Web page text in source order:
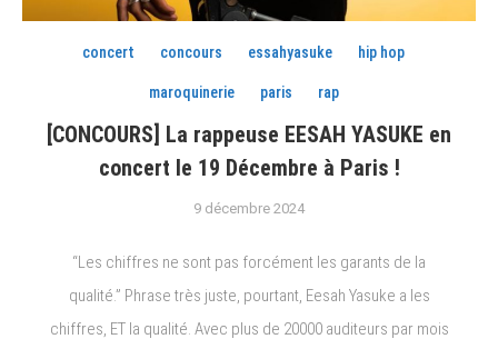
concert concours essahyasuke hip hop
maroquinerie paris rap
[CONCOURS] La rappeuse EESAH YASUKE en
concert le 19 Décembre à Paris !
9 décembre 2024
“Les chiffres ne sont pas forcément les garants de la
qualité.” Phrase très juste, pourtant, Eesah Yasuke a les
chiffres, ET la qualité. Avec plus de 20000 auditeurs par mois